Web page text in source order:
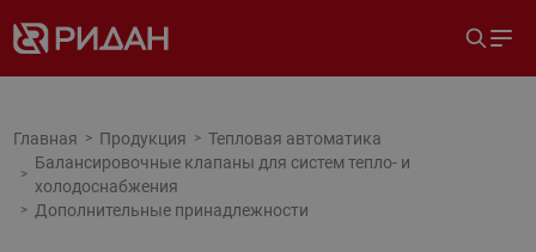
Главная Продукция
Тепловая автоматика
Балансировочные клапаны для систем тепло- и
холодоснабжения
Дополнительные принадлежности